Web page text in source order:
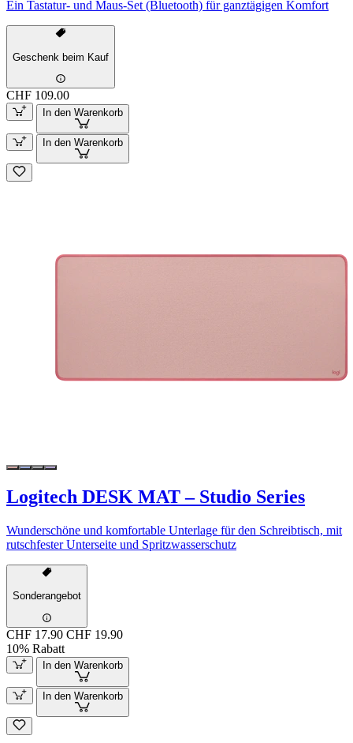
Ein Tastatur- und Maus-Set (Bluetooth) für ganztägigen Komfort
Geschenk beim Kauf
CHF 109.00
In den Warenkorb
In den Warenkorb
Logitech DESK MAT – Studio Series
Wunderschöne und komfortable Unterlage für den Schreibtisch, mit
rutschfester Unterseite und Spritzwasserschutz
Sonderangebot
CHF 17.90 CHF 19.90
10% Rabatt
In den Warenkorb
In den Warenkorb